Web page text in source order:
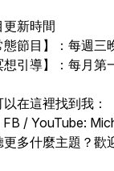
更新時間
態節目】：每週
想引導】：每月
在這裡找到我：
FB / YouTube:
更多什麼主題？歡